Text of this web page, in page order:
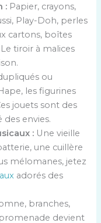
: Papier, crayons,
Play-Doh, perles
cartons, boîtes
tiroir à malices
ou
les figurines
jouets sont des
envies.
: Une vieille
une cuillère
mélomanes, jetez
adorés des
branches,
devient